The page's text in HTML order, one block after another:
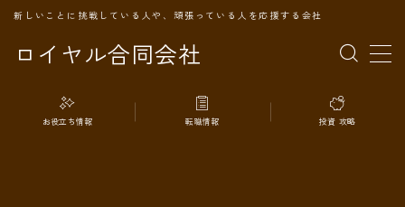
ロイヤル合同会社
新しいことに挑戦している人や、頑張っている人を応援する会社
MENU
TOPページ
お役立ち情報 転職情報 投資 攻略